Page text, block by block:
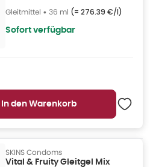
Gleitmittel • 36 ml (= 276.39 €/l)
Sofort verfügbar
In den Warenkorb
SKINS Condoms
Vital & Fruity Gleitgel Mix